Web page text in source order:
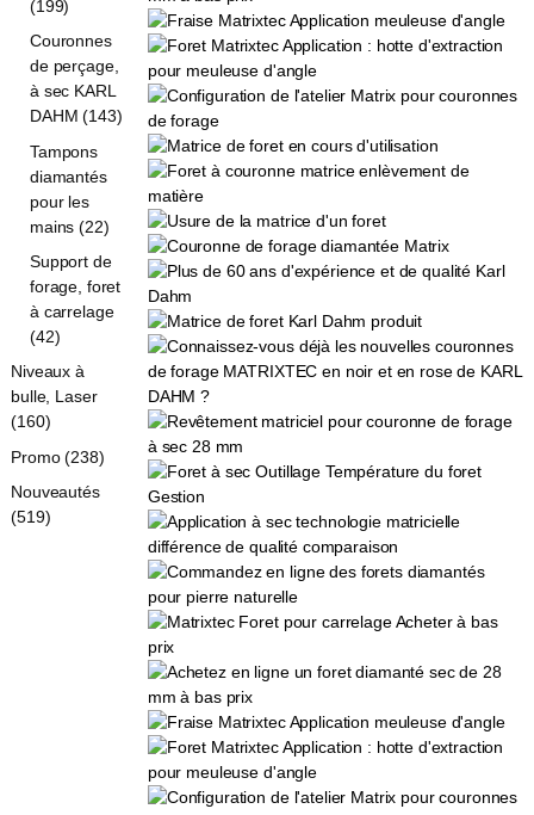
(199)
Couronnes
de perçage,
à sec KARL
DAHM (143)
Tampons
diamantés
pour les
mains (22)
Support de
forage, foret
à carrelage
(42)
Niveaux à
bulle, Laser
(160)
Promo (238)
Nouveautés
(519)